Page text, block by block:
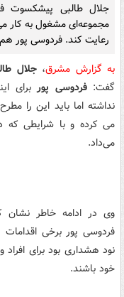
جلال طالبی پیشکسوت
مجموعه‌ای مشغول به کار
رعایت کند. فردوسی پور
به گزارش مشرق،جلال
گفت:فردوسی پوربرای
نداشته اما باید این را
می
می‌داد.
وی در ادامه خاطر نشان
فردوسی پور برخی اقدامات
نود هشداری بود برای
خود باشند.